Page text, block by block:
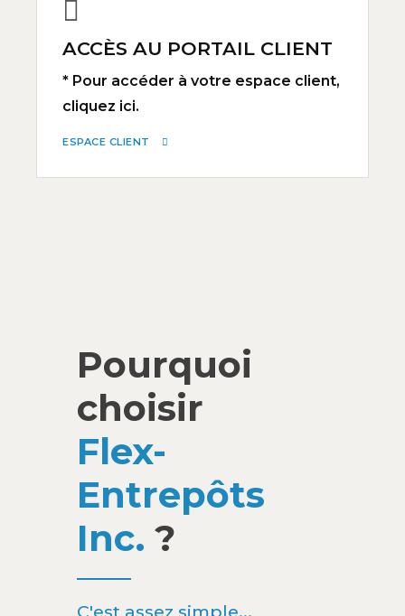
ACCÈS AU PORTAIL CLIENT
* Pour accéder à votre espace client,
cliquez ici.
ESPACE CLIENT
Pourquoi
choisir
Flex-
Entrepôts
Inc. ?
C'est assez simple...